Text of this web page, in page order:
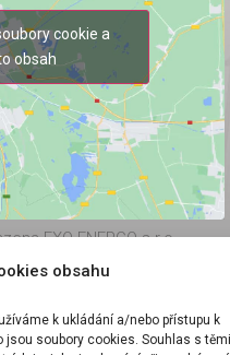
obsahu
k ukládání a/nebo přístupu k
soubory cookies. Souhlas s
cookie a
obsah
EXO ENERGO s.r.o.